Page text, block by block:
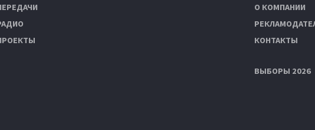
О КОМПАНИИ
КОНТАКТЫ
ВЫБОРЫ 2026